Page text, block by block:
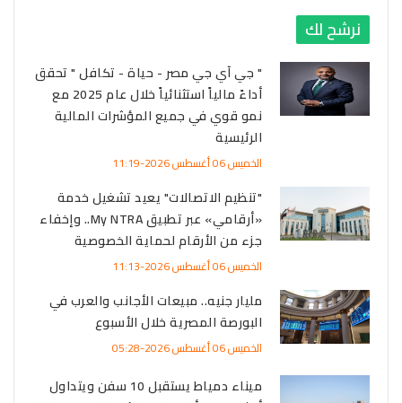
نرشح لك
" جي آي جي مصر - حياة - تكافل " تحقق
أداءً مالياً استثنائياً خلال عام 2025 مع
نمو قوي في جميع المؤشرات المالية
الرئيسية
الخميس 06 أغسطس 2026-11:19
"تنظيم الاتصالات" يعيد تشغيل خدمة
«أرقامي» عبر تطبيق My NTRA.. وإخفاء
جزء من الأرقام لحماية الخصوصية
الخميس 06 أغسطس 2026-11:13
مليار جنيه.. مبيعات الأجانب والعرب في
البورصة المصرية خلال الأسبوع
الخميس 06 أغسطس 2026-05:28
ميناء دمياط يستقبل 10 سفن ويتداول